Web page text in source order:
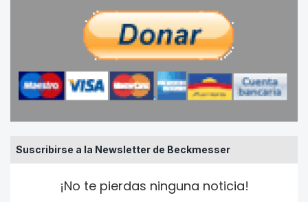
Suscribirse a la Newsletter de Beckmesser
¡No te pierdas ninguna noticia!